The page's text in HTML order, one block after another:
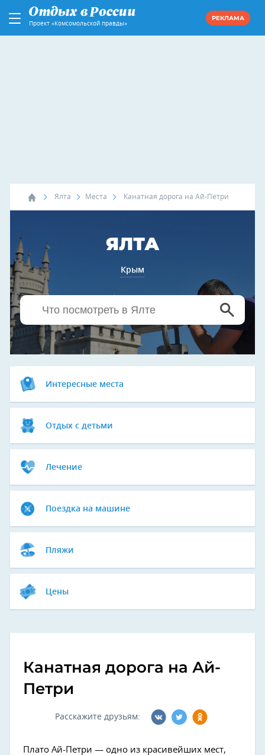
Проект «Комсомольской правды»
РЕКЛАМА
Ялта Места Канатная дорога на Ай-Петри
ЯЛТА
Крым
Интересные места
Отдых с детьми
Лечение
Поездка на машине
Пляжи
Цены
Канатная дорога на Ай-
Петри
Расскажите друзьям:
Плато Ай-Петри — одно из красивейших мест,